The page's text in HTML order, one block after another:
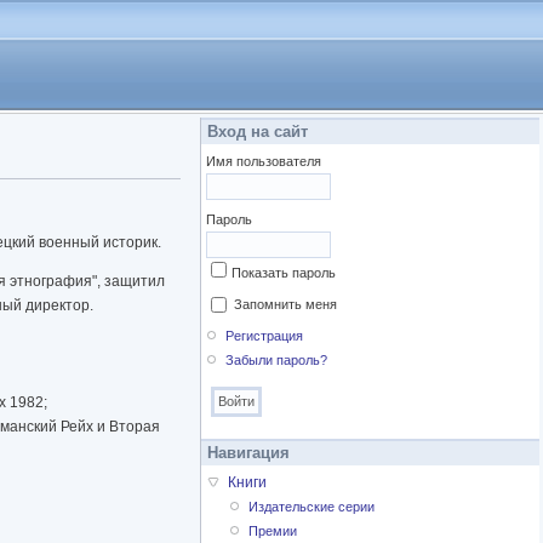
военный историк.
этнография", защитил
директор.
1982;
Рейх и Вторая
Вход на сайт
Имя пользователя
Пароль
Показать пароль
Запомнить меня
Регистрация
Забыли пароль?
Навигация
Книги
Издательские серии
Премии